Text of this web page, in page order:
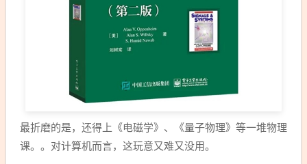
最折磨的是，还得上《电磁学》、《量子物理》等一堆物理
课。。对计算机而言，这玩意又难又没用。